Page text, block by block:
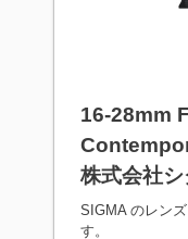
16-28mm
株式会社シ
SIGMA のレン
す。